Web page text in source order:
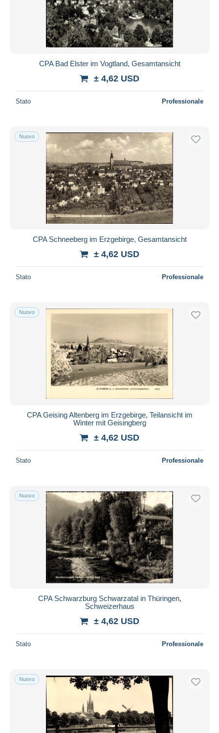
CPA Bad Elster im Vogtland, Gesamtansicht
± 4,62 USD
Stato Professionale
Nuovo
CPA Schneeberg im Erzgebirge, Gesamtansicht
± 4,62 USD
Stato Professionale
Nuovo
CPA Geising Altenberg im Erzgebirge, Teilansicht im
Winter mit Geisingberg
± 4,62 USD
Stato Professionale
Nuovo
CPA Schwarzburg Schwarzatal in Thüringen,
Schweizerhaus
± 4,62 USD
Stato Professionale
Nuovo